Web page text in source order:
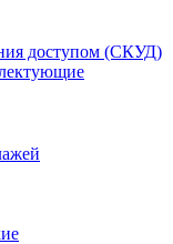
доступом (СКУД)